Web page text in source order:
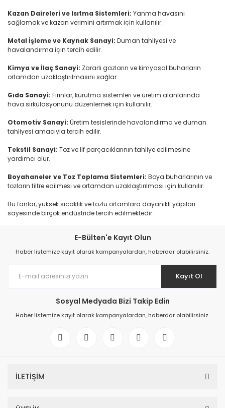
Kazan Daireleri ve Isıtma Sistemleri: Yanma havasını
sağlamak ve kazan verimini artırmak için kullanılır.
Metal İşleme ve Kaynak Sanayi: Duman tahliyesi ve
havalandırma için tercih edilir.
Kimya ve İlaç Sanayi: Zararlı gazların ve kimyasal buharların
ortamdan uzaklaştırılmasını sağlar.
Gıda Sanayi: Fırınlar, kurutma sistemleri ve üretim alanlarında
hava sirkülasyonunu düzenlemek için kullanılır.
Otomotiv Sanayi: Üretim tesislerinde havalandırma ve duman
tahliyesi amacıyla tercih edilir.
Tekstil Sanayi: Toz ve lif parçacıklarının tahliye edilmesine
yardımcı olur.
Boyahaneler ve Toz Toplama Sistemleri: Boya buharlarının ve
tozların filtre edilmesi ve ortamdan uzaklaştırılması için kullanılır.
Bu fanlar, yüksek sıcaklık ve tozlu ortamlara dayanıklı yapıları
sayesinde birçok endüstride tercih edilmektedir.
E-Bülten'e Kayıt Olun
Haber listemize kayıt olarak kampanyalardan, haberdar olabilirsiniz.
Kayıt Ol
Sosyal Medyada Bizi Takip Edin
Haber listemize kayıt olarak kampanyalardan, haberdar olabilirsiniz.
İLETİŞİM